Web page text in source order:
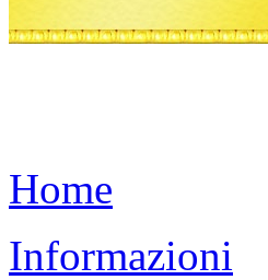
Home
Informazioni